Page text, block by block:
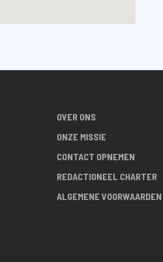
OVER ONS
ONZE MISSIE
CONTACT OPNEMEN
REDACTIONEEL CHARTER
ALGEMENE VOORWAARDEN